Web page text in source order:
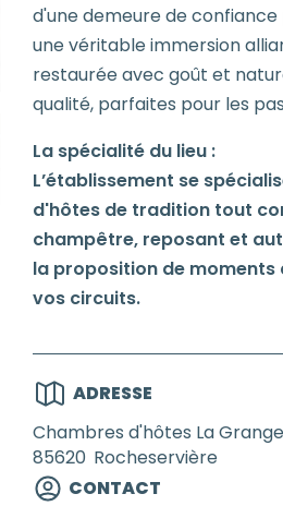
d'une demeure de
une véritable immersion
restaurée avec goût et
qualité, parfaites pour les
La spécialité du lieu :
L’établissement se
d'hôtes de tradition tout
champêtre, reposant et
la proposition de moments
vos circuits.
ADRESSE
Chambres d'hôtes La Grange
85620 Rocheservière
CONTACT